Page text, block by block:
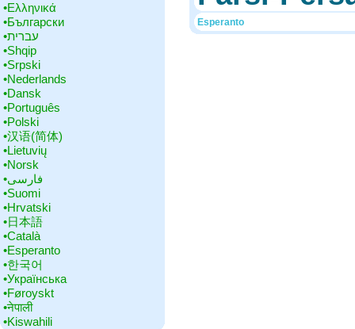
•‎Ελληνικά
•‎Български
•‎עברית
•‎Shqip
•‎Srpski
•‎Nederlands
•‎Dansk
•‎Português
•‎Polski
•‎汉语(简体)
•‎Lietuvių
•‎Norsk
•‎فارسی
•‎Suomi
•‎Hrvatski
•‎日本語
•‎Català
•‎Esperanto
•‎한국어
•‎Українська
•‎Føroyskt
•‎नेपाली
•‎Kiswahili
Esperanto